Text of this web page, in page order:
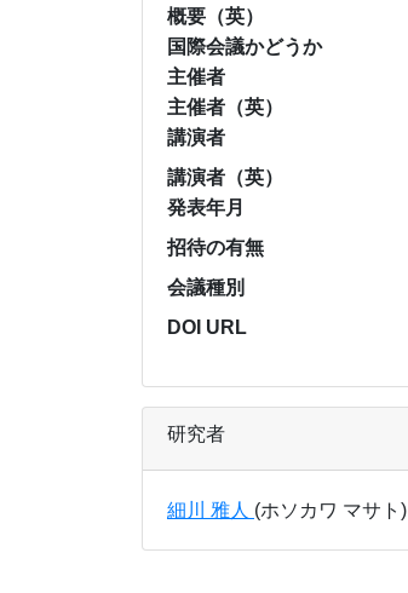
概要（英）
国際会議かどうか
主催者
主催者（英）
講演者
講演者（英）
発表年月
招待の有無
会議種別
DOI URL
研究者
細川 雅人 (ホソカワ マサト)